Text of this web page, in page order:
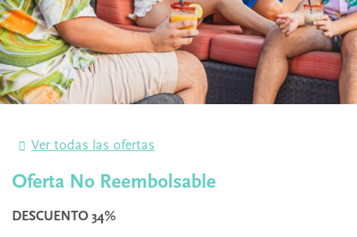
Ver todas las ofertas
Oferta No Reembolsable
DESCUENTO 34%